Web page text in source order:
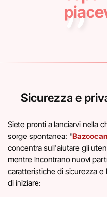
Sicurezza e
Siete pronti a lanciarvi nella
sorge spontanea: "
concentra sull'aiutare gli
mentre incontrano nuovi
caratteristiche di sicurezza
di iniziare: